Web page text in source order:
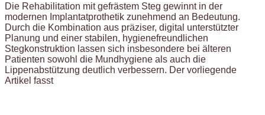
Die Rehabilitation mit gefrästem Steg gewinnt in der
modernen Implantatprothetik zunehmend an Bedeutung.
Durch die Kombination aus präziser, digital unterstützter
Planung und einer stabilen, hygienefreundlichen
Stegkonstruktion lassen sich insbesondere bei älteren
Patienten sowohl die Mundhygiene als auch die
Lippenabstützung deutlich verbessern. Der vorliegende
Artikel fasst